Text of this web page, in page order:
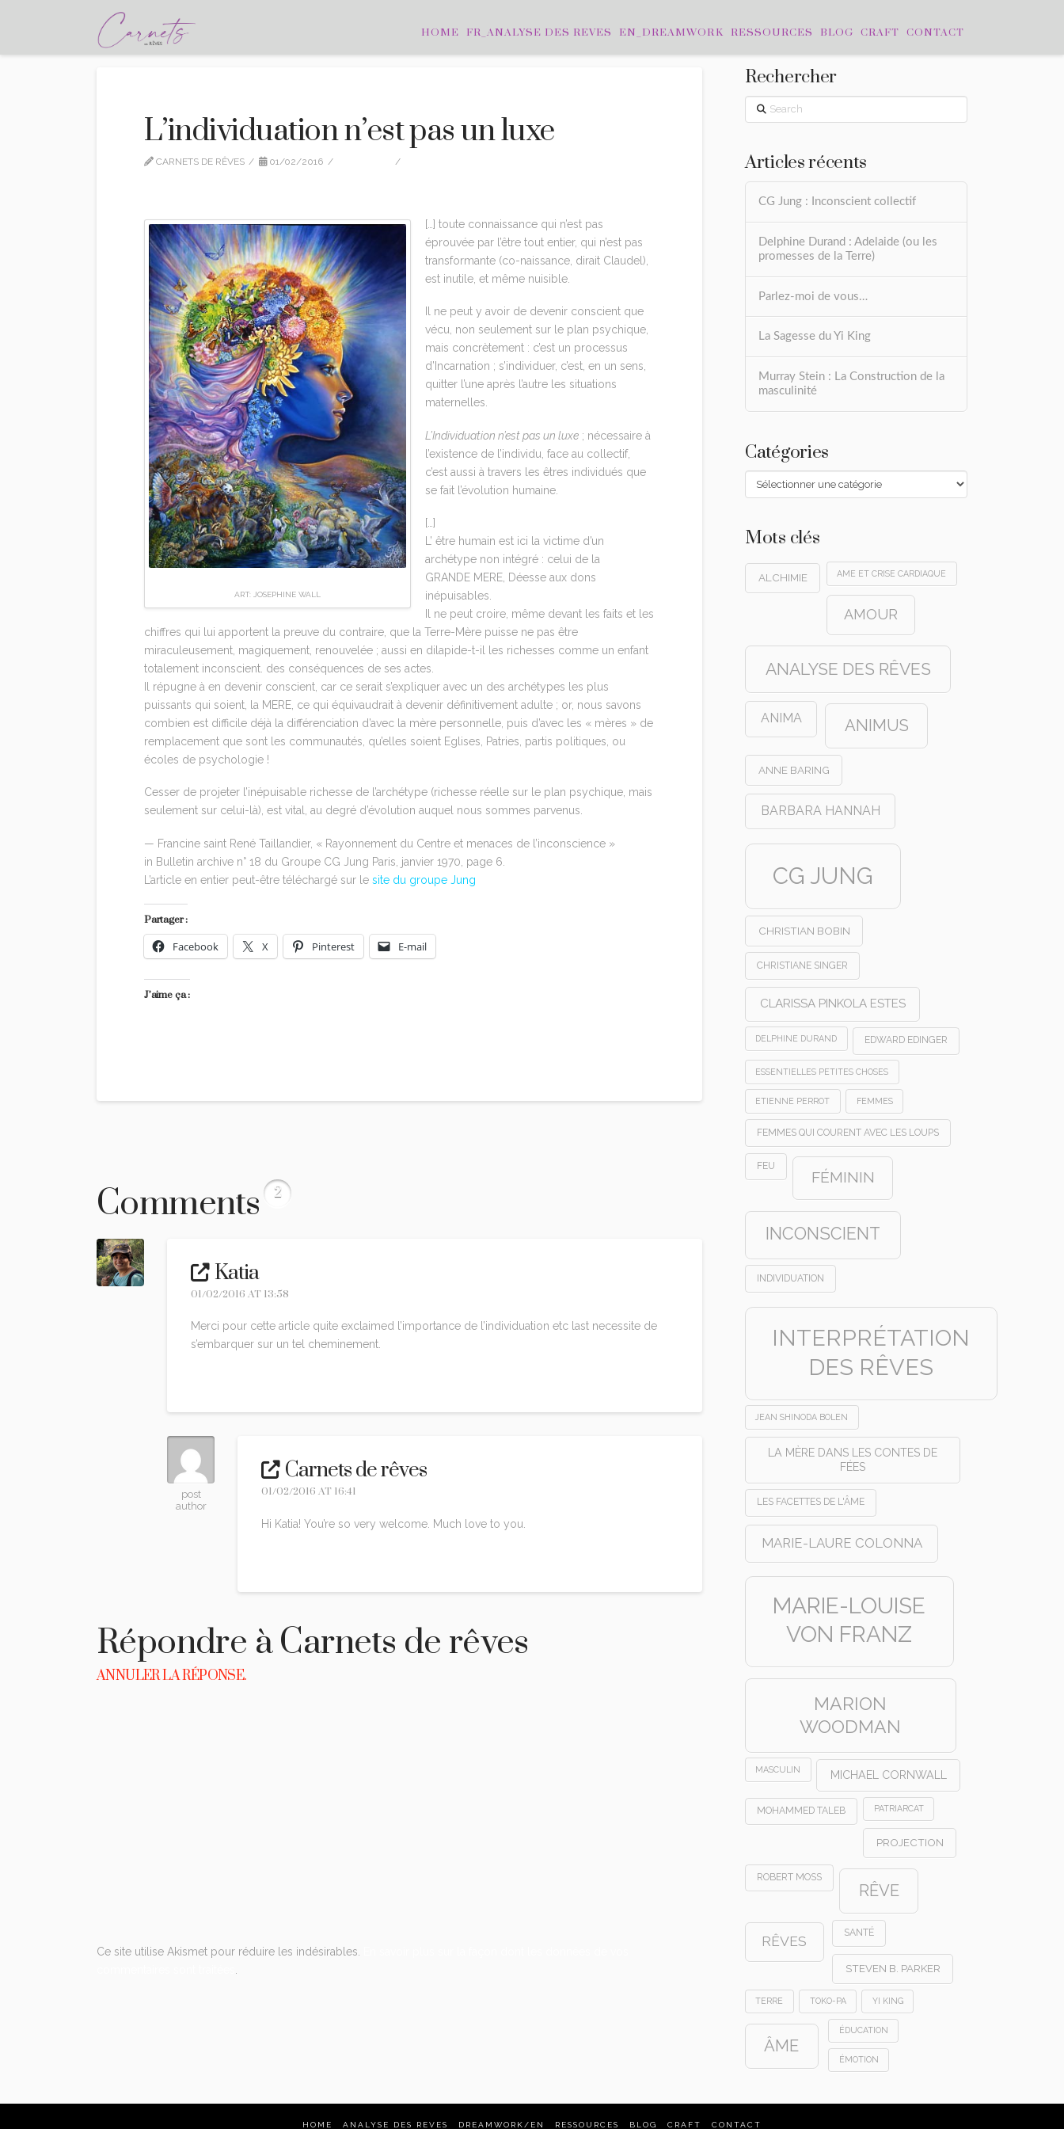
HOME FR_ANALYSE DES REVES EN_DREAMWORK RESSOURCES BLOG CRAFT CONTACT
L’individuation n’est pas un luxe
CARNETS DE RÊVES 01/02/2016
ART: JOSEPHINE WALL
[…] toute connaissance qui n’est pas
éprouvée par l’être tout entier, qui n’est pas
transformante (co-naissance, dirait Claudel),
est inutile, et même nuisible.
Il ne peut y avoir de devenir conscient que
vécu, non seulement sur le plan psychique,
mais concrètement : c’est un processus
d’Incarnation ; s’individuer, c’est, en un sens,
quitter l’une après l’autre les situations
maternelles.
L’Individuation n’est pas un luxe ; nécessaire à
l’existence de l’individu, face au collectif,
c’est aussi à travers les êtres individués que
se fait l’évolution humaine.
[…]
L’ être humain est ici la victime d’un
archétype non intégré : celui de la
GRANDE MERE, Déesse aux dons
inépuisables.
Il ne peut croire, même devant les faits et les
chiffres qui lui apportent la preuve du contraire, que la Terre-Mère puisse ne pas être
miraculeusement, magiquement, renouvelée ; aussi en dilapide-t-il les richesses comme un enfant
totalement inconscient. des conséquences de ses actes.
Il répugne à en devenir conscient, car ce serait s’expliquer avec un des archétypes les plus
puissants qui soient, la MERE, ce qui équivaudrait à devenir définitivement adulte ; or, nous savons
combien est difficile déjà la différenciation d’avec la mère personnelle, puis d’avec les « mères » de
remplacement que sont les communautés, qu’elles soient Eglises, Patries, partis politiques, ou
écoles de psychologie !
Cesser de projeter l’inépuisable richesse de l’archétype (richesse réelle sur le plan psychique, mais
seulement sur celui-là), est vital, au degré d’évolution auquel nous sommes parvenus.
— Francine saint René Taillandier, « Rayonnement du Centre et menaces de l’inconscience »
in Bulletin archive n° 18 du Groupe CG Jung Paris, janvier 1970, page 6.
L’article en entier peut-être téléchargé sur le site du groupe Jung
Partager :
Facebook X Pinterest E-mail
J’aime ça :
Comments 2
Katia
01/02/2016 AT 13:58
Merci pour cette article quite exclaimed l’importance de l’individuation etc last necessite de
s’embarquer sur un tel cheminement.
post
author
Carnets de rêves
01/02/2016 AT 16:41
Hi Katia! You’re so very welcome. Much love to you.
Répondre àCarnets de rêves
ANNULER LA RÉPONSE.
Ce site utilise Akismet pour réduire les indésirables.
Rechercher
Search
Articles récents
CG Jung : Inconscient collectif
Delphine Durand : Adelaide (ou les
promesses de la Terre)
Parlez-moi de vous…
La Sagesse du Yi King
Murray Stein : La Construction de la
masculinité
Catégories
Catégories
Mots clés
ALCHIMIE AME ET CRISE CARDIAQUE
AMOUR
ANALYSE DES RÊVES
ANIMA ANIMUS
ANNE BARING
BARBARA HANNAH
CG JUNG
CHRISTIAN BOBIN
CHRISTIANE SINGER
CLARISSA PINKOLA ESTES
DELPHINE DURAND EDWARD EDINGER
ESSENTIELLES PETITES CHOSES
ETIENNE PERROT FEMMES
FEMMES QUI COURENT AVEC LES LOUPS
FEU
FÉMININ
INCONSCIENT
INDIVIDUATION
INTERPRÉTATION
DES RÊVES
JEAN SHINODA BOLEN
LA MÈRE DANS LES CONTES DE
FÉES
LES FACETTES DE L'ÂME
MARIE-LAURE COLONNA
MARIE-LOUISE
VON FRANZ
MARION
WOODMAN
MASCULIN MICHAEL CORNWALL
MOHAMMED TALEB PATRIARCAT
PROJECTION
ROBERT MOSS
RÊVE
RÊVES
SANTÉ
STEVEN B. PARKER
TERRE TOKO-PA YI KING
ÂME
ÉDUCATION
ÉMOTION
HOME ANALYSE DES REVES DREAMWORK/EN RESSOURCES BLOG CRAFT CONTACT